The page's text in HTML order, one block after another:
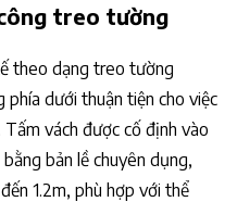
treo tường
theo dạng treo tường
dưới thuận tiện cho việc
vách được cố định vào
bản lề chuyên dụng,
1.2m, phù hợp với thể